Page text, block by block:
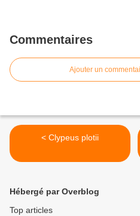
Commentaires
Ajouter un
< Clypeus plotii
Hébergé par Overblog
Top articles